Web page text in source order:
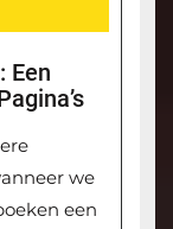
Een
we
een